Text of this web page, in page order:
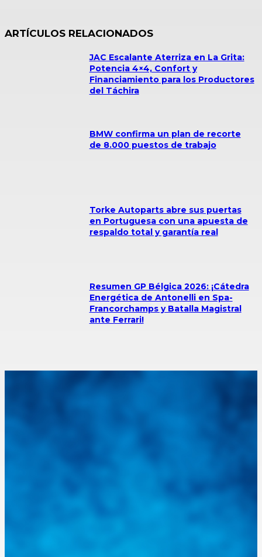
ARTÍCULOS RELACIONADOS
JAC Escalante Aterriza en La Grita:
Potencia 4×4, Confort y
Financiamiento para los Productores
del Táchira
BMW confirma un plan de recorte
de 8.000 puestos de trabajo
Torke Autoparts abre sus puertas
en Portuguesa con una apuesta de
respaldo total y garantía real
Resumen GP Bélgica 2026: ¡Cátedra
Energética de Antonelli en Spa-
Francorchamps y Batalla Magistral
ante Ferrari!